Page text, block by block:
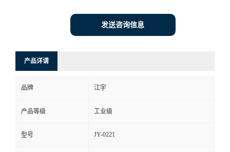
发送咨询信息
产品详请
品牌 江宇
产品等级 工业级
型号 JY-0221